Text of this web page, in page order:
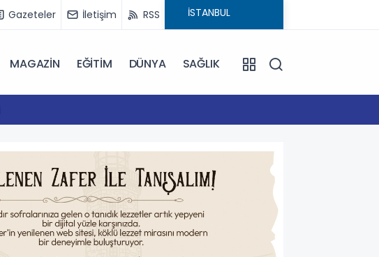
Gazeteler İletişim RSS
MAGAZİN EĞİTİM DÜNYA SAĞLIK